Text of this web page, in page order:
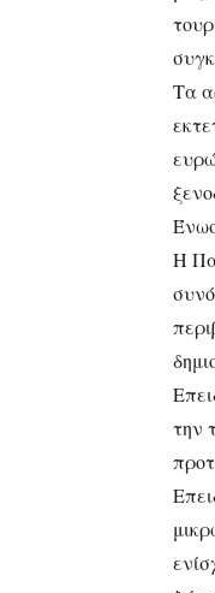
Τα
Η
την